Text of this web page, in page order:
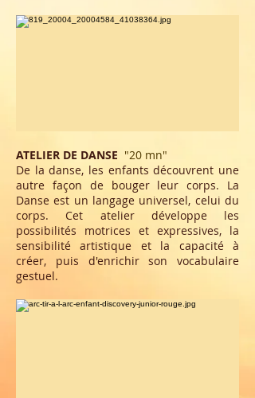
ATELIER DE DANSE "20 mn"
De la danse, les enfants découvrent une
autre façon de bouger leur corps. La
Danse est un langage universel, celui du
corps. Cet atelier développe les
possibilités motrices et expressives, la
sensibilité artistique et la capacité à
créer, puis d'enrichir son vocabulaire
gestuel.